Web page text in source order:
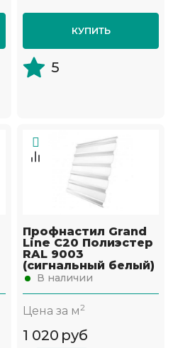
КУПИТЬ
5
Профнастил Grand
Line С20 Полиэстер
RAL 9003
(сигнальный белый)
В наличии
Цена за м2
1 020 руб